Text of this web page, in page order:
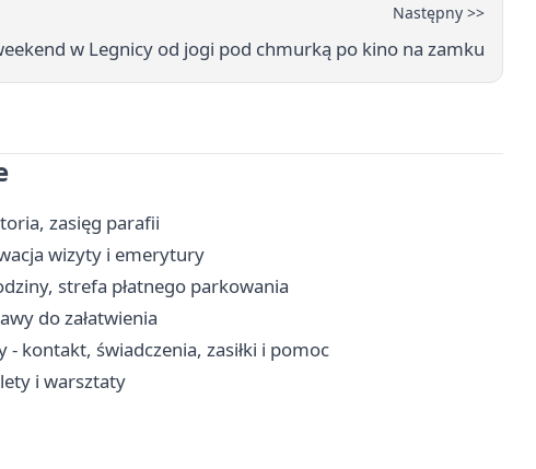
Następny >>
w Legnicy od jogi pod chmurką po kino na zamku
zasięg parafii
wizyty i emerytury
strefa płatnego parkowania
do załatwienia
- kontakt, świadczenia, zasiłki i pomoc
i warsztaty